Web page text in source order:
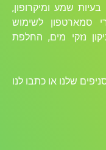
שמע ומיקרופון,
סמארטפון לשימוש
נזקי מים, החלפת
שלנו או כתבו לנו